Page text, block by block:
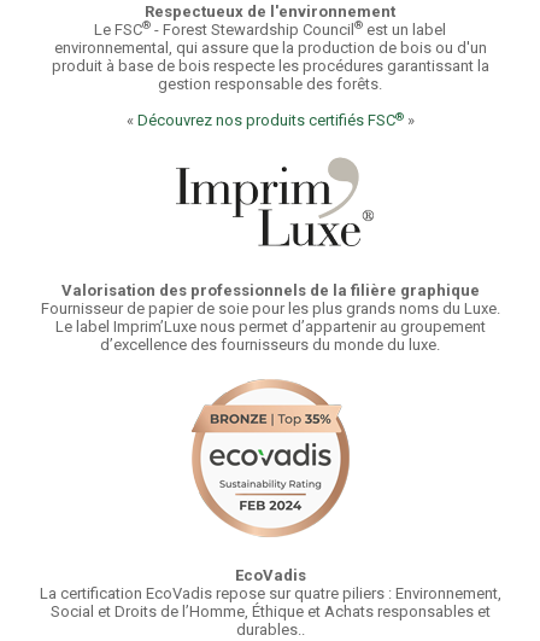
Respectueux de l'environnement
Le FSC® - Forest Stewardship Council ® est un label
environnemental, qui assure que la production de bois ou d'un
produit à base de bois respecte les procédures garantissant la
gestion responsable des forêts.
« Découvrez nos produits certifiés FSC®»
Valorisation des professionnels de la filière graphique
Fournisseur de papier de soie pour les plus grands noms du Luxe.
Le label Imprim’Luxe nous permet d’appartenir au groupement
d’excellence des fournisseurs du monde du luxe.
EcoVadis
La certification EcoVadis repose sur quatre piliers : Environnement,
Social et Droits de l’Homme, Éthique et Achats responsables et
durables..